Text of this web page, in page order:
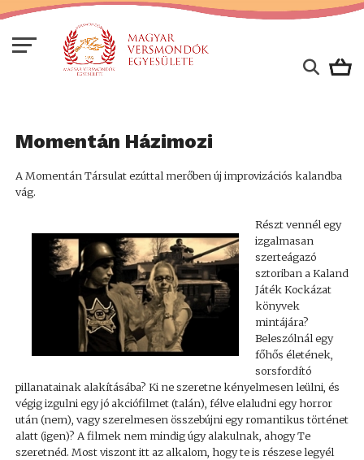
Momentán Házimozi
A Momentán Társulat ezúttal merőben új improvizációs kalandba
vág.
Részt vennél egy
izgalmasan
szerteágazó
sztoriban a Kaland
Játék Kockázat
könyvek
mintájára?
Beleszólnál egy
főhős életének,
sorsfordító
pillanatainak alakításába? Ki ne szeretne kényelmesen leülni, és
végig izgulni egy jó akciófilmet (talán), félve elaludni egy horror
után (nem), vagy szerelmesen összebújni egy romantikus történet
alatt (igen)? A filmek nem mindig úgy alakulnak, ahogy Te
szeretnéd. Most viszont itt az alkalom, hogy te is részese legyél